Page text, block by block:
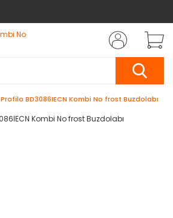
Profilo BD3086IECN Kombi No frost Buzdolabı